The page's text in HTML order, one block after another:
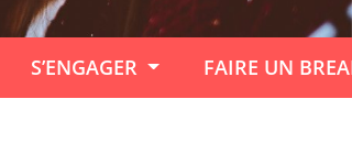
S’ENGAGER FAIRE UN